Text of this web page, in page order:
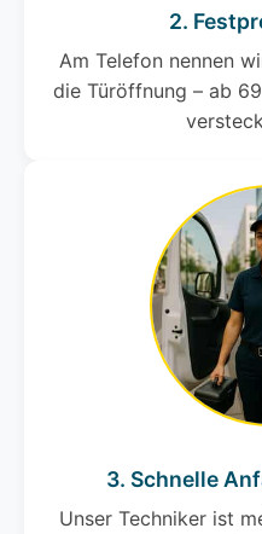
2.
Am Telefon nennen
die Türöffnung – ab
3. Schnelle
Unser Techniker ist